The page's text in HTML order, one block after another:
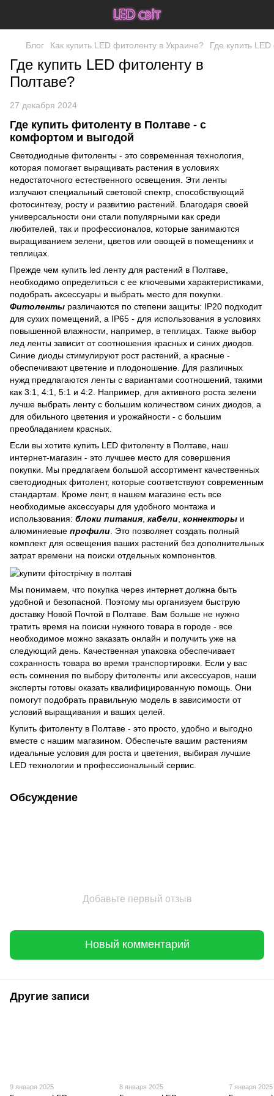
Блог Как купить LED фитоленту в Украине? Где купить
Где купить LED фитоленту в
Полтаве?
27 декабря 2024
Где купить фитоленту в Полтаве - с
комфортом и выгодой
Светодиодные фитоленты - это современная технология,
которая помогает выращивать растения в условиях
недостаточного естественного освещения. Эти ленты
излучают специальный световой спектр, способствующий
фотосинтезу, росту и развитию растений. Благодаря своей
универсальности они стали популярными как среди
любителей, так и профессионалов, которые занимаются
выращиванием зелени, цветов или овощей в помещениях и
теплицах.
Прежде чем купить led ленту для растений в Полтаве,
необходимо определиться с ее ключевыми характеристиками,
подобрать аксессуары и выбрать место для покупки.
Фитоленты различаются по степени защиты: IP20 подходит
для сухих помещений, а IP65 - для использования в условиях
повышенной влажности, например, в теплицах. Также выбор
лед ленты зависит от соотношения красных и синих диодов.
Синие диоды стимулируют рост растений, а красные -
обеспечивают цветение и плодоношение. Для различных
нужд предлагаются ленты с вариантами соотношений, такими
как 3:1, 4:1, 5:1 и 4:2. Например, для активного роста зелени
лучше выбрать ленту с большим количеством синих диодов, а
для обильного цветения и урожайности - с большим
преобладанием красных.
Если вы хотите купить LED фитоленту в Полтаве, наш
интернет-магазин - это лучшее место для совершения
покупки. Мы предлагаем большой ассортимент качественных
светодиодных фитолент, которые соответствуют современным
стандартам. Кроме лент, в нашем магазине есть все
необходимые аксессуары для удобного монтажа и
использования: блоки питания, кабели, коннекторы и
алюминиевые профили. Это позволяет создать полный
комплект для освещения ваших растений без дополнительных
затрат времени на поиски отдельных компонентов.
Мы понимаем, что покупка через интернет должна быть
удобной и безопасной. Поэтому мы организуем быструю
доставку Новой Почтой в Полтаве. Вам больше не нужно
тратить время на поиски нужного товара в городе - все
необходимое можно заказать онлайн и получить уже на
следующий день. Качественная упаковка обеспечивает
сохранность товара во время транспортировки. Если у вас
есть сомнения по выбору фитоленты или аксессуаров, наши
эксперты готовы оказать квалифицированную помощь. Они
помогут подобрать правильную модель в зависимости от
условий выращивания и ваших целей.
Купить фитоленту в Полтаве - это просто, удобно и выгодно
вместе с нашим магазином. Обеспечьте вашим растениям
идеальные условия для роста и цветения, выбирая лучшие
LED технологии и профессиональный сервис.
Обсуждение
Добавьте первый отзыв
Новый комментарий
Другие записи
9 января 2025 8 января 2025 7 января 2025